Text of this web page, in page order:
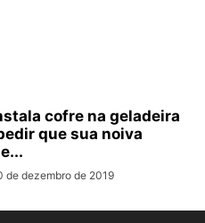
cofre na geladeira
que sua noiva
de dezembro de 2019